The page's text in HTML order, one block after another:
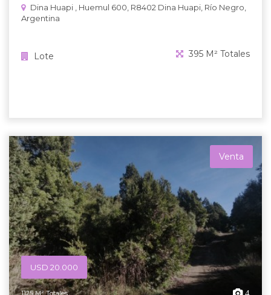
Dina Huapi , Huemul 600, R8402 Dina Huapi, Río Negro,
Argentina
Lote 395 M² Totales
Venta
USD 20.000
1125 M² Totales 4